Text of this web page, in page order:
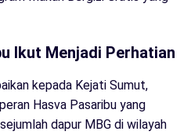
Ikut Menjadi Perhatian
kepada Kejati Sumut,
Hasva Pasaribu yang
dapur MBG di wilayah